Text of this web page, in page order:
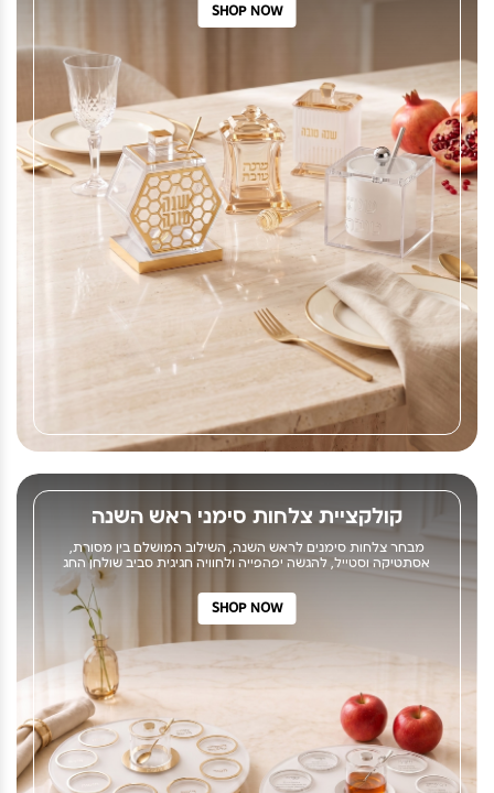
SHOP NOW
קולקציית צלחות סימני ראש השנה
מבחר צלחות סימנים לראש השנה, השילוב המושלם בין מסורת,
אסתטיקה וסטייל, להגשה יפהפייה ולחוויה חגיגית סביב שולחן החג
SHOP NOW